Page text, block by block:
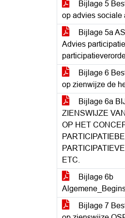
Bijlage 5
op advies sociale
Bijlage 5a
Advies
Bijlage 6
op zienwijze de
Bijlage 6a
ZIENSWIJZE
OP HET
ETC.
Bijlage 6b
Bijlage 7